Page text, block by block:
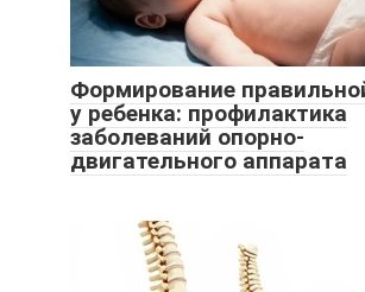
Формирование
у ребенка: профилактика
заболеваний опорно-
двигательного аппарата